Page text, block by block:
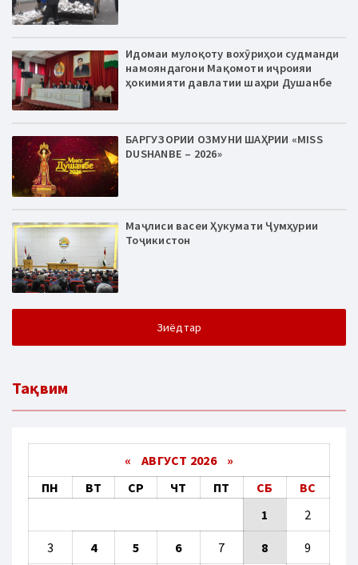
Идомаи мулоқоту вохӯриҳои судманди
намояндагони Мақомоти иҷроияи
ҳокимияти давлатии шаҳри Душанбе
БАРГУЗОРИИ ОЗМУНИ ШАҲРИИ «MISS
DUSHANBE – 2026»
Маҷлиси васеи Ҳукумати Ҷумҳурии
Тоҷикистон
Зиёдтар
Тақвим
« АВГУСТ 2026 »
ПН
ВТ СР ЧТ ПТ СБ
ВС
1
2
3 4 5 6 7 8 9